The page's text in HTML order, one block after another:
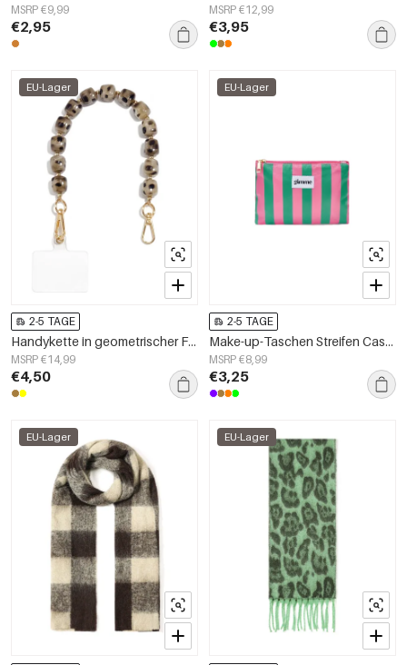
MSRP €9,99
€2,95
MSRP €12,99
€3,95
EU-Lager
2-5 TAGE
Handykette in geometrischer Form, schlichtes Acryl, Alltagsaccessoire
MSRP €14,99
€4,50
EU-Lager
2-5 TAGE
Make-up-Taschen Streifen Casual Polyester Täglich Zubehör
MSRP €8,99
€3,25
EU-Lager EU-Lager